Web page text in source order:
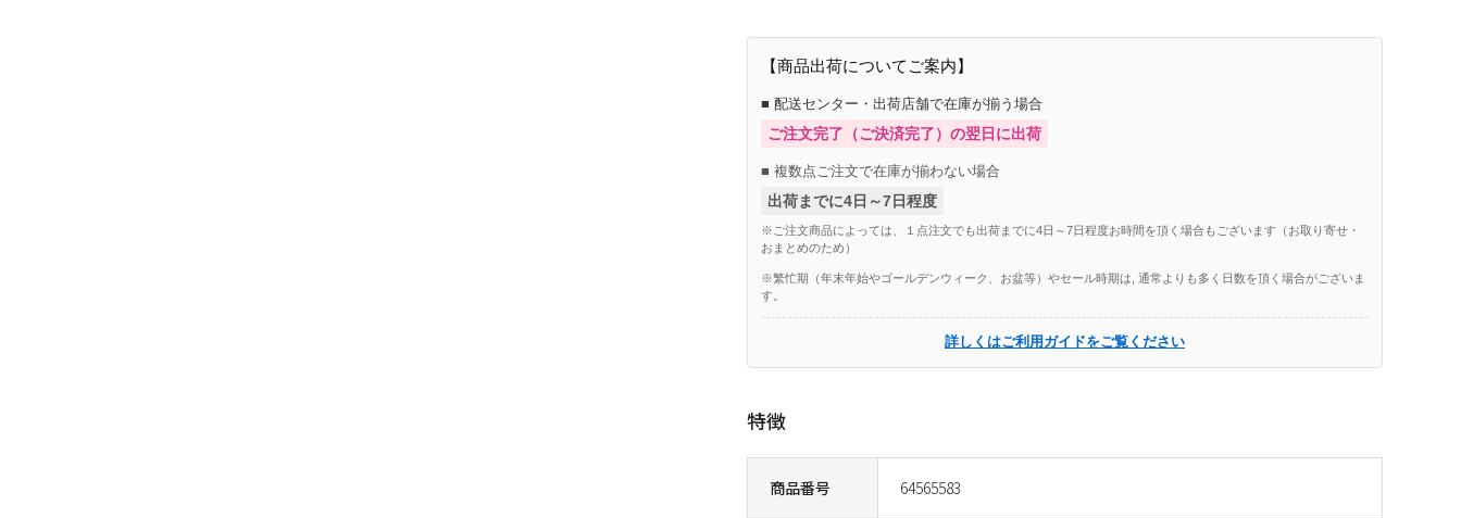
商品番号 64565583
【商品出荷についてご案内】
■ 配送センター・出荷店舗で在庫が揃う場合
ご注文完了（ご決済完了）の翌日に出荷
■ 複数点ご注文で在庫が揃わない場合
出荷までに4日～7日程度
※ご注文商品によっては、１点注文でも出荷までに4日～7日程度お時間を頂く場合もございます（お取り寄せ・
おまとめのため）
※繁忙期（年末年始やゴールデンウィーク、お盆等）やセール時期は, 通常よりも多く日数を頂く場合がございま
す。
詳しくはご利用ガイドをご覧ください
特徴